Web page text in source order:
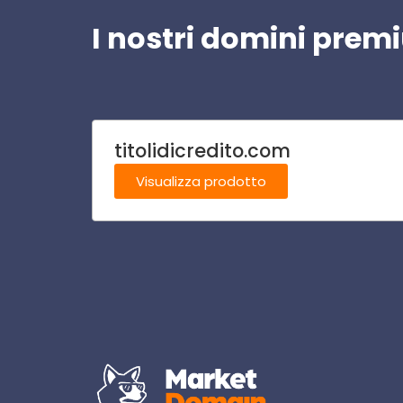
I nostri domini
titolidicredito.com
Visualizza prodotto